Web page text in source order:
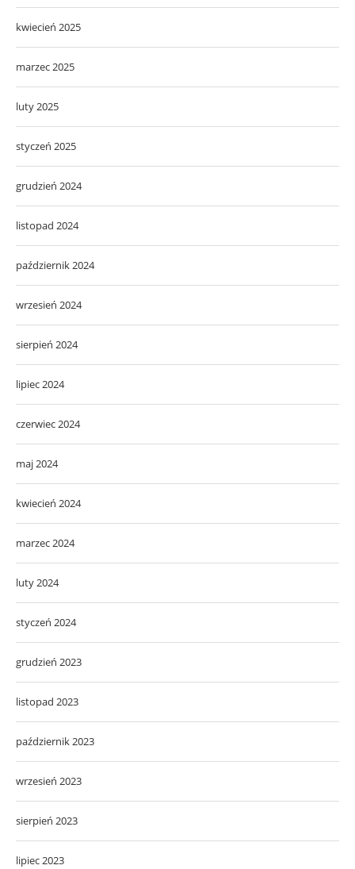
kwiecień 2025
marzec 2025
luty 2025
styczeń 2025
grudzień 2024
listopad 2024
październik 2024
wrzesień 2024
sierpień 2024
lipiec 2024
czerwiec 2024
maj 2024
kwiecień 2024
marzec 2024
luty 2024
styczeń 2024
grudzień 2023
listopad 2023
październik 2023
wrzesień 2023
sierpień 2023
lipiec 2023